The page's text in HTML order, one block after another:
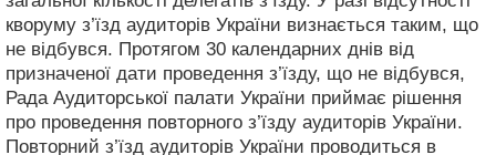
кворуму з’їзд аудиторів України визнається таким, що
не відбувся. Протягом 30 календарних днів від
призначеної дати проведення з’їзду, що не відбувся,
Рада Аудиторської палати України приймає рішення
про проведення повторного з’їзду аудиторів України.
Повторний з’їзд аудиторів України проводиться в